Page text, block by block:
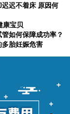
迟不着床 原因何
康宝贝
如何保障成功率？
胎妊娠危害